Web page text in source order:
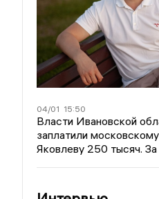
04/01 15:50
Власти Ивановской
заплатили
Яковлеву 250 тысяч. За